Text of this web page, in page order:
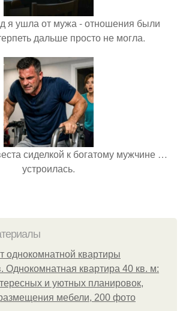
я ушла от мужа - отношения были
дальше просто не могла.
сиделкой к богатому мужчине …
устроилась.
однокомнатной квартиры
Однокомнатная квартира 40 кв. м:
и уютных планировок,
мебели, 200 фото